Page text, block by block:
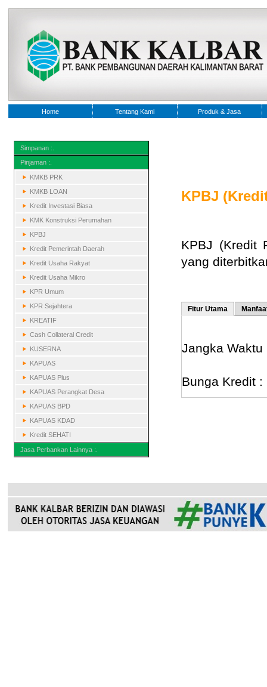
Home Tentang Kami Produk & Jasa
Simpanan :.
Pinjaman :.
KMKB PRK
KMKB LOAN
Kredit Investasi Biasa
KMK Konstruksi Perumahan
KPBJ
Kredit Pemerintah Daerah
Kredit Usaha Rakyat
Kredit Usaha Mikro
KPR Umum
KPR Sejahtera
KREATIF
Cash Collateral Credit
KUSERNA
KAPUAS
KAPUAS Plus
KAPUAS Perangkat Desa
KAPUAS BPD
KAPUAS KDAD
Kredit SEHATI
Jasa Perbankan Lainnya :.
KPBJ
KPBJ (Kredit
yang
Fitur Utama
Jangka
Bunga Kredit